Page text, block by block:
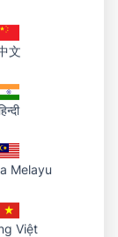
文
Melayu
Việt